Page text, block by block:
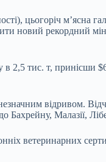
цьогоріч м’ясна
новий рекордний
в 2,5 тис. т,
відривом.
Бахрейну, Малазії,
ветеринарних